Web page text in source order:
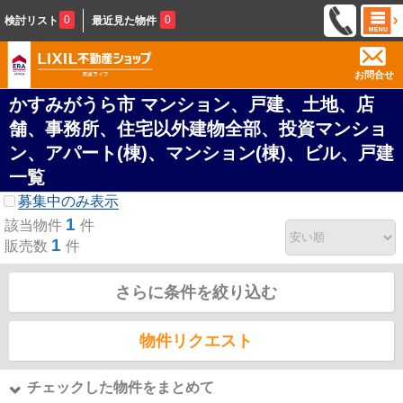
検討リスト 0 最近見た物件 0
お問合せ
かすみがうら市 マンション、戸建、土地、店
舗、事務所、住宅以外建物全部、投資マンショ
ン、アパート(棟)、マンション(棟)、ビル、戸建
一覧
募集中のみ表示
該当物件 1 件
販売数 1 件
さらに条件を絞り込む
物件リクエスト
チェックした物件をまとめて